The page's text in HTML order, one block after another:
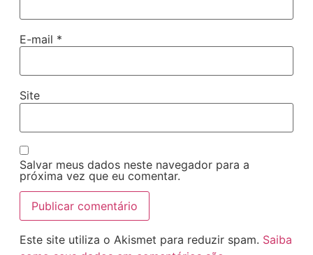
E-mail *
Site
Salvar meus dados neste navegador para a
próxima vez que eu comentar.
Este site utiliza o Akismet para reduzir spam. Saiba